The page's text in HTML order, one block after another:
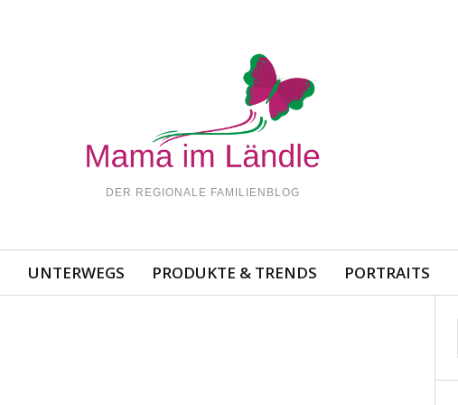
DER REGIONALE FAMILIENBLOG
UNTERWEGS PRODUKTE & TRENDS PORTRAITS